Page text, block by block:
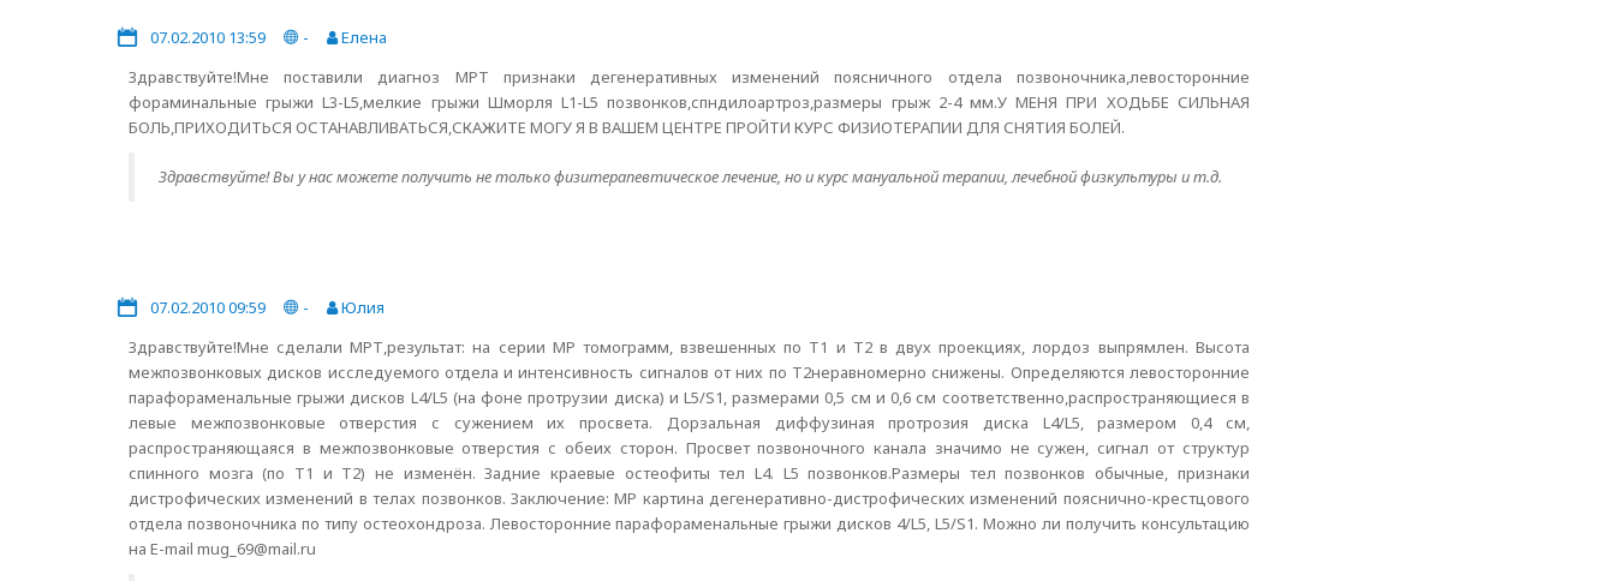
07.02.2010 13:59 -
Елена
Здравствуйте!Мне поставили диагноз МРТ признаки дегенеративных изменений поясничного отдела позвоночника,левосторонние
фораминальные грыжи L3-L5,мелкие грыжи Шморля L1-L5 позвонков,спндилоартроз,размеры грыж 2-4 мм.У МЕНЯ ПРИ ХОДЬБЕ СИЛЬНАЯ
БОЛЬ,ПРИХОДИТЬСЯ ОСТАНАВЛИВАТЬСЯ,СКАЖИТЕ МОГУ Я В ВАШЕМ ЦЕНТРЕ ПРОЙТИ КУРС ФИЗИОТЕРАПИИ ДЛЯ СНЯТИЯ БОЛЕЙ.
Здравствуйте! Вы у нас можете получить не только физитерапевтическое лечение, но и курс мануальной терапии, лечебной физкультуры и т.д.
07.02.2010 09:59 -
Юлия
Здравствуйте!Мне сделали МРТ,результат: на серии МР томограмм, взвешенных по Т1 и Т2 в двух проекциях, лордоз выпрямлен. Высота
межпозвонковых дисков исследуемого отдела и интенсивность сигналов от них по Т2неравномерно снижены. Определяются левосторонние
парафораменальные грыжи дисков L4/L5 (на фоне протрузии диска) и L5/S1, размерами 0,5 см и 0,6 см соответственно,распространяющиеся в
левые межпозвонковые отверстия с сужением их просвета. Дорзальная диффузиная протрозия диска L4/L5, размером 0,4 см,
распространяющаяся в межпозвонковые отверстия с обеих сторон. Просвет позвоночного канала значимо не сужен, сигнал от структур
спинного мозга (по Т1 и Т2) не изменён. Задние краевые остеофиты тел L4. L5 позвонков.Размеры тел позвонков обычные, признаки
дистрофических изменений в телах позвонков. Заключение: МР картина дегенеративно-дистрофических изменений пояснично-крестцового
отдела позвоночника по типу остеохондроза. Левосторонние парафораменальные грыжи дисков 4/L5, L5/S1. Можно ли получить консультацию
на E-mail mug_69@mail.ru